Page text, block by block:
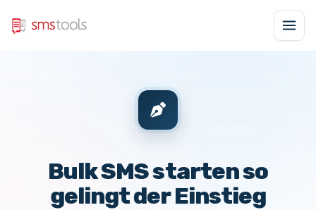
Bulk SMS starten so
gelingt der Einstieg